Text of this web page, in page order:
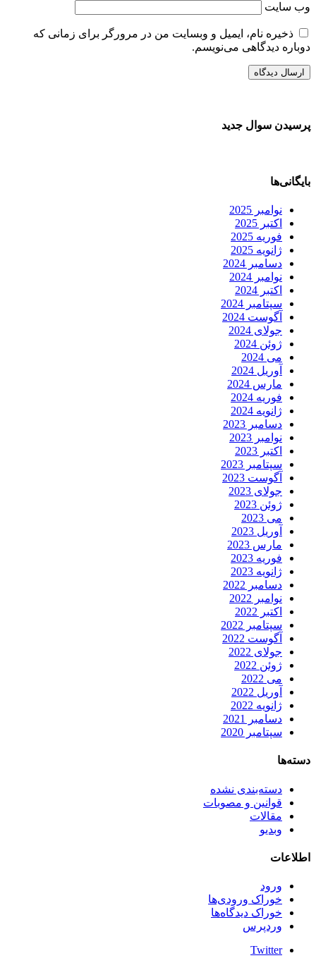
وب‌ سایت
ذخیره نام، ایمیل و وبسایت من در مرورگر برای زمانی که
دوباره دیدگاهی می‌نویسم.
پرسیدن سوال جدید
بایگانی‌ها
نوامبر 2025
اکتبر 2025
فوریه 2025
ژانویه 2025
دسامبر 2024
نوامبر 2024
اکتبر 2024
سپتامبر 2024
آگوست 2024
جولای 2024
ژوئن 2024
می 2024
آوریل 2024
مارس 2024
فوریه 2024
ژانویه 2024
دسامبر 2023
نوامبر 2023
اکتبر 2023
سپتامبر 2023
آگوست 2023
جولای 2023
ژوئن 2023
می 2023
آوریل 2023
مارس 2023
فوریه 2023
ژانویه 2023
دسامبر 2022
نوامبر 2022
اکتبر 2022
سپتامبر 2022
آگوست 2022
جولای 2022
ژوئن 2022
می 2022
آوریل 2022
ژانویه 2022
دسامبر 2021
سپتامبر 2020
دسته‌ها
دسته‌بندی نشده
قوانین و مصوبات
مقالات
وبدیو
اطلاعات
ورود
خوراک ورودی‌ها
خوراک دیدگاه‌ها
وردپرس
Twitter